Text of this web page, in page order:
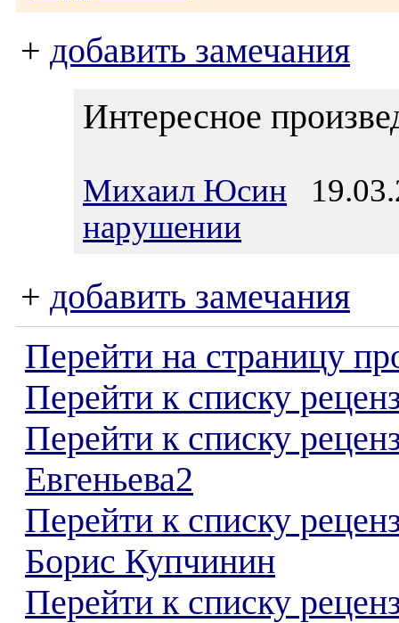
+ добавить замечания
Интересное
Михаил Юсин
нарушении
+ добавить замечания
Перейти на страницу
Перейти к списку
Перейти к списку
Евгеньева2
Перейти к списку
Борис Купчинин
Перейти к списку